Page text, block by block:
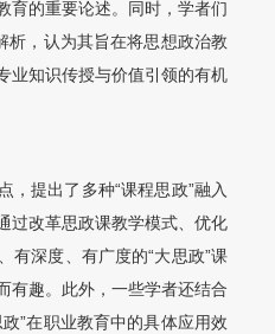
育的重要论述。同时，学者们
析，认为其旨在将思想政治教
业知识传授与价值引领的有机
，提出了多种“课程思政”融入
过改革思政课教学模式、优化
有深度、有广度的“大思政”课
有趣。此外，一些学者还结合
”在职业教育中的具体应用效